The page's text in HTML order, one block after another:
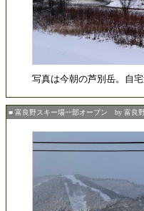
写真は今朝の芦別岳。自
■ 富良野スキー場一部オープン by 富良